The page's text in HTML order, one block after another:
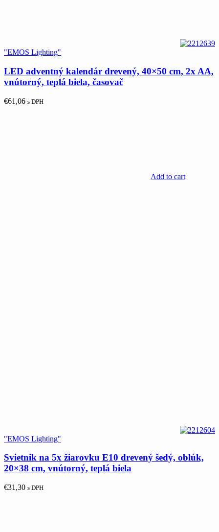
"EMOS Lighting"
LED adventný kalendár drevený, 40×50 cm, 2x AA,
vnútorný, teplá biela, časovač
€61,06 s DPH
Add to cart
"EMOS Lighting"
Svietnik na 5x žiarovku E10 drevený šedý, oblúk,
20×38 cm, vnútorný, teplá biela
€31,30 s DPH